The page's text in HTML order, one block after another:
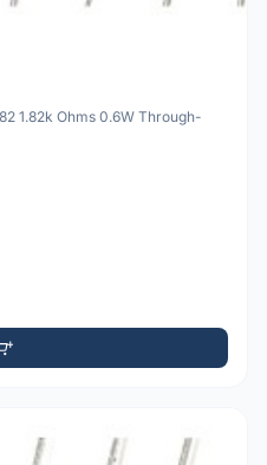
1.82k Ohms 0.6W Through-